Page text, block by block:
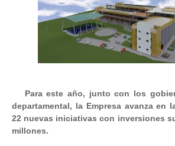
Para este año, junto con los
departamental, la Empresa avanza en
22 nuevas iniciativas con inversiones
millones.